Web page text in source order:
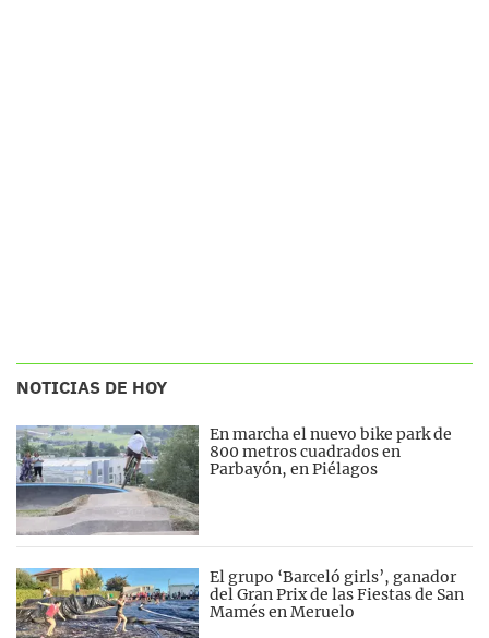
NOTICIAS DE HOY
En marcha el nuevo bike park de
800 metros cuadrados en
Parbayón, en Piélagos
El grupo ‘Barceló girls’, ganador
del Gran Prix de las Fiestas de San
Mamés en Meruelo